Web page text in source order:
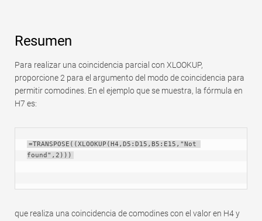
Resumen
Para realizar una coincidencia parcial con XLOOKUP,
proporcione 2 para el argumento del modo de coincidencia para
permitir comodines. En el ejemplo que se muestra, la fórmula en
H7 es:
=TRANSPOSE((XLOOKUP(H4,D5:D15,B5:E15,"Not
found",2)))
que realiza una coincidencia de comodines con el valor en H4 y